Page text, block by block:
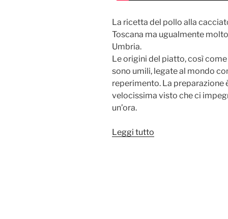
La ricetta del pollo alla
Toscana ma ugualmente
Umbria.
Le origini del piatto, così
sono umili, legate al mondo
reperimento. La preparazione
velocissima visto che ci
un’ora.
Leggi tutto